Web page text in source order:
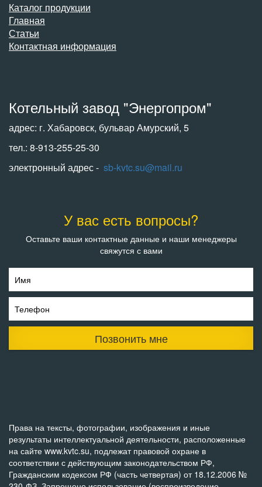
Каталог продукции
Главная
Статьи
Контактная информация
Котельный завод "Энергопром"
адрес: г. Хабаровск, бульвар Амурский, 5
тел.: 8-913-255-25-30
электронный адрес - sb-kvtc.su@mail.ru
У вас есть вопросы?
Оставьте ваши контактные данные и наши менеджеры
свяжутся с вами
Имя
Телефон
Позвонить мне
Права на тексты, фотографии, изображения и иные
результаты интеллектуальной деятельности, расположенные
на сайте www.kvtc.su, подлежат правовой охране в
соответствии с действующим законодательством РФ,
Гражданским кодексом РФ (часть четвертая) от 18.12.2006 №